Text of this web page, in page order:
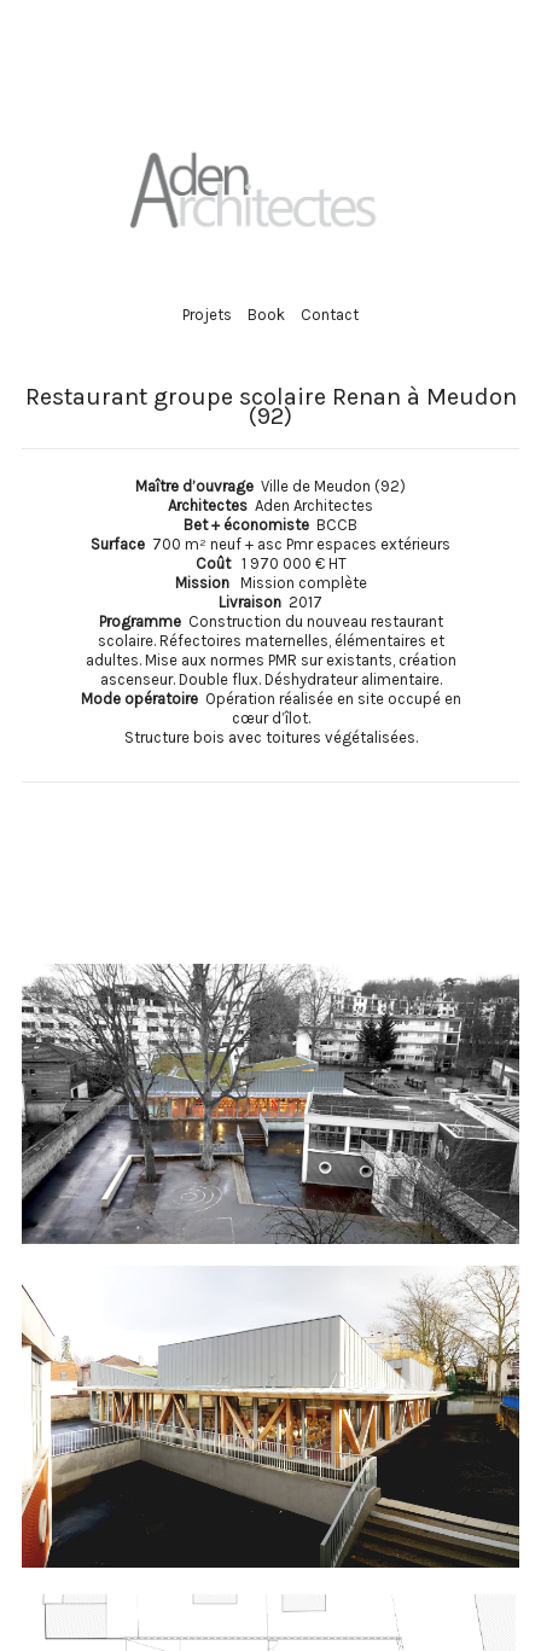
Projets Book Contact
Restaurant groupe scolaire Renan à Meudon
(92)
Maître d’ouvrage Ville de Meudon (92)
Architectes Aden Architectes
Bet + économiste BCCB
Surface 700 m² neuf + asc Pmr espaces extérieurs
Coût 1 970 000 € HT
Mission Mission complète
Livraison 2017
Programme Construction du nouveau restaurant
scolaire. Réfectoires maternelles, élémentaires et
adultes. Mise aux normes PMR sur existants, création
ascenseur. Double flux. Déshydrateur alimentaire.
Mode opératoire Opération réalisée en site occupé en
cœur d’îlot.
Structure bois avec toitures végétalisées.